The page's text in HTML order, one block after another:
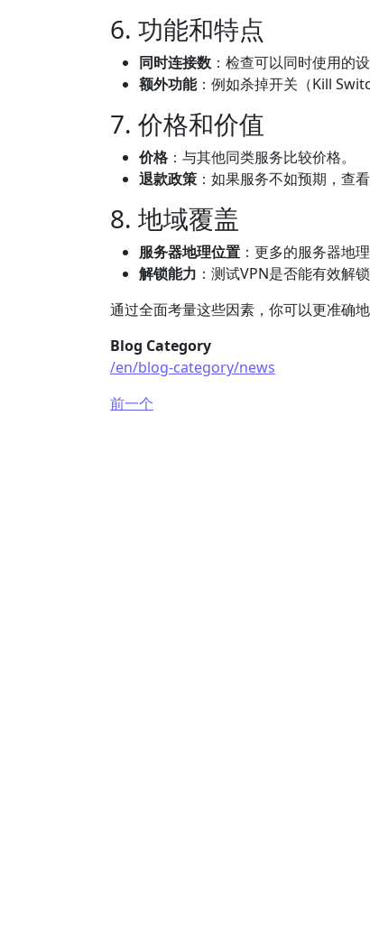
6. 功能和特点
同时连接数 ：检查可以同时使用的设
额外功能：例如杀掉开关（Kill
7. 价格和价值
价格 ：与其他同类服务比较价格。
退款政策 ：如果服务不如预期，查
8. 地域覆盖
服务器地理位置 ：更多的服务器地
解锁能力 ：测试VPN是否能有效解
通过全面考量这些因素，你可以更准确
Blog Category
/en/blog-category/news
前一个